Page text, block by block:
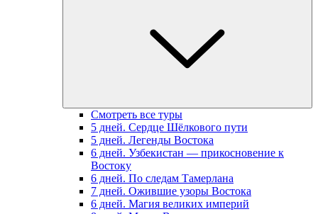
Смотреть все туры
5 дней. Сердце Шёлкового пути
5 дней. Легенды Востока
6 дней. Узбекистан — прикосновение к
Востоку
6 дней. По следам Тамерлана
7 дней. Ожившие узоры Востока
6 дней. Магия великих империй